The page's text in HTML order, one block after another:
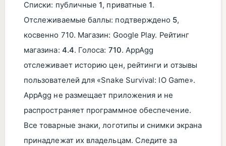
Списки: публичные1, приватные1.
Отслеживаемые баллы: подтверждено 5,
косвенно 710. Магазин: Google Play. Рейтинг
магазина: 4.4. Голоса: 710. AppAgg
отслеживает историю цен, рейтинги и отзывы
пользователей для «Snake Survival: IO Game».
AppAgg не размещает приложения и не
распространяет программное обеспечение.
Все товарные знаки, логотипы и снимки экрана
принадлежат их владельцам. Следите за